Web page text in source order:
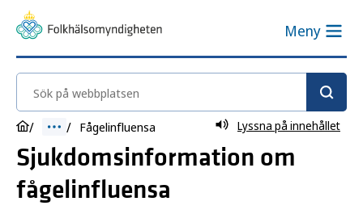
Meny
Sök på webbplatsen
Fågelinfluensa Lyssna på innehållet
Sjukdomsinformation om
fågelinfluensa